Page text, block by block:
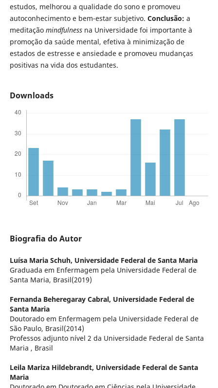
estudos, melhorou a qualidade do sono e promoveu
autoconhecimento e bem-estar subjetivo. Conclusão: a
meditação mindfulnessna Universidade foi importante à
promoção da saúde mental, efetiva à minimização de
estados de estresse e ansiedade e promoveu mudanças
positivas na vida dos estudantes.
Downloads
Biografia do Autor
Luísa Maria Schuh, Universidade Federal de Santa Maria
Graduada em Enfermagem pela Universidade Federal de
Santa Maria, Brasil(2019)
Fernanda Beheregaray Cabral, Universidade Federal de
Santa Maria
Doutorado em Enfermagem pela Universidade Federal de
São Paulo, Brasil(2014)
Professos adjunto nível 2 da Universidade Federal de Santa
Maria , Brasil
Leila Mariza Hildebrandt, Universidade Federal de Santa
Maria